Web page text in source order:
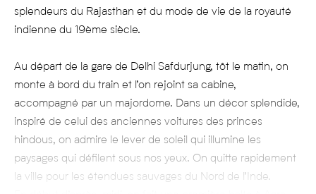
splendeurs du Rajasthan et du mode de vie de la royauté
indienne du 19ème siècle.
Au départ de la gare de Delhi Safdurjung, tôt le matin, on
monte à bord du train et l’on rejoint sa cabine,
accompagné par un majordome. Dans un décor splendide,
inspiré de celui des anciennes voitures des princes
hindous, on admire le lever de soleil qui illumine les
paysages qui défilent sous nos yeux. On quitte rapidement
la ville pour les étendues sauvages du Nord de l’Inde.